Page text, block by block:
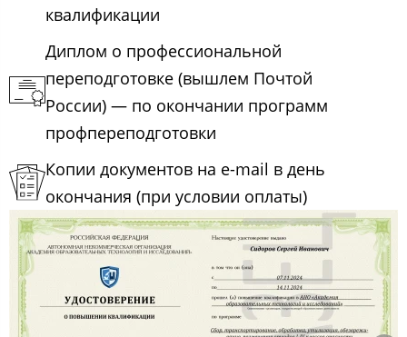
квалификации
Диплом о профессиональной
переподготовке (вышлем Почтой
России) — по окончании программ
профпереподготовки
Копии документов на e-mail в день
окончания (при условии оплаты)